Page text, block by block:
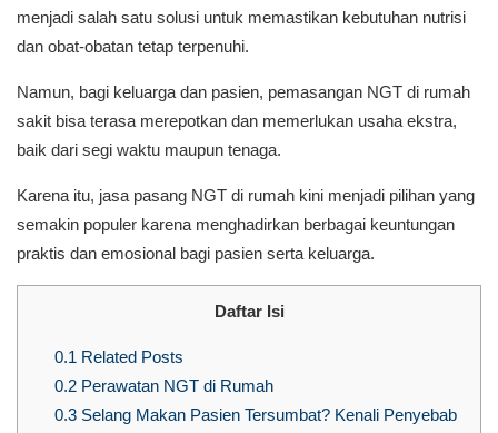
menjadi salah satu solusi untuk memastikan kebutuhan nutrisi
dan obat-obatan tetap terpenuhi.
Namun, bagi keluarga dan pasien, pemasangan NGT di rumah
sakit bisa terasa merepotkan dan memerlukan usaha ekstra,
baik dari segi waktu maupun tenaga.
Karena itu, jasa pasang NGT di rumah kini menjadi pilihan yang
semakin populer karena menghadirkan berbagai keuntungan
praktis dan emosional bagi pasien serta keluarga.
Daftar Isi
0.1Related Posts
0.2Perawatan NGT di Rumah
0.3Selang Makan Pasien Tersumbat? Kenali Penyebab